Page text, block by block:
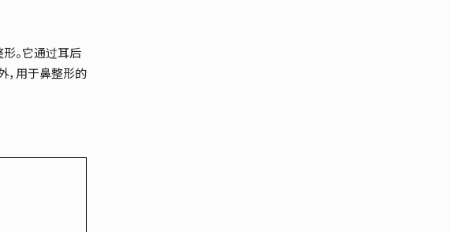
。它通过耳后
，用于鼻整形的